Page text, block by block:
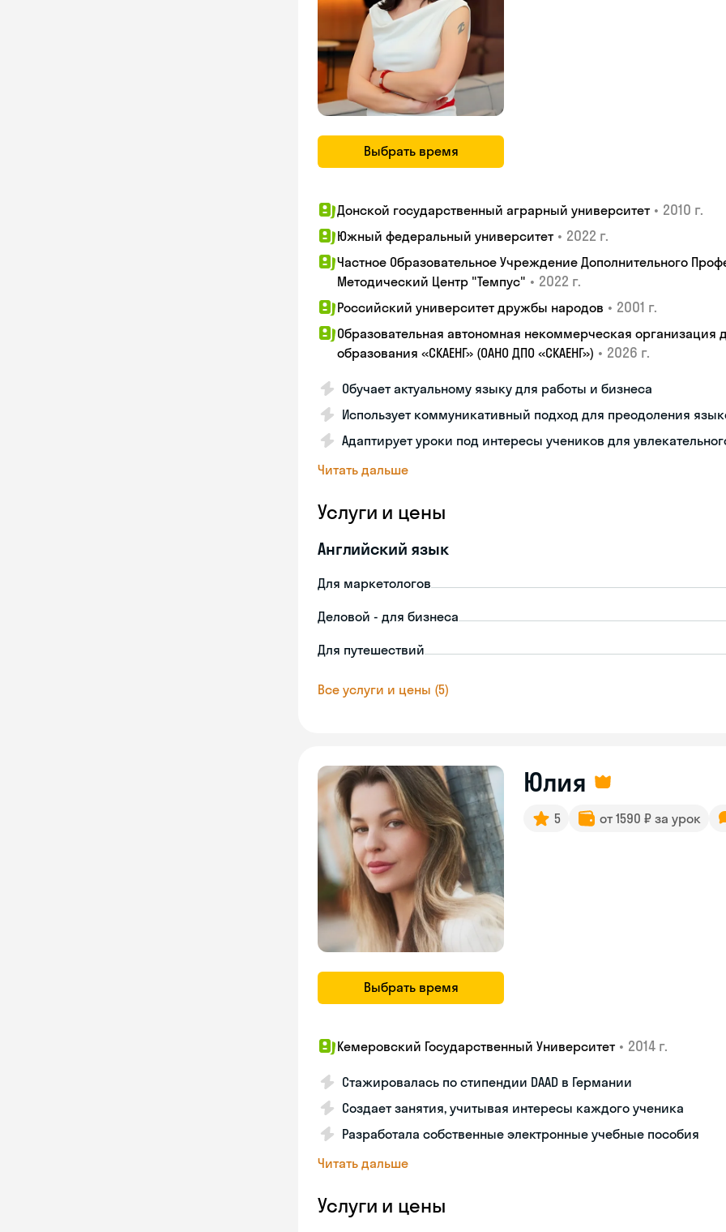
Выбрать время
Донской государственный аграрный университет • 2010 г.
Южный федеральный университет • 2022 г.
Частное Образовательное Учреждение Дополнительного
Методический Центр "Темпус" • 2022 г.
Российский университет дружбы народов • 2001 г.
Образовательная автономная некоммерческая организация
образования «СКАЕНГ» (ОАНО ДПО «СКАЕНГ») • 2026 г.
Обучает актуальному языку для работы и бизнеса
Использует коммуникативный подход для преодоления
Адаптирует уроки под интересы учеников для
Читать дальше
Услуги и цены
Английский язык
Для маркетологов
Деловой - для бизнеса
Для путешествий
Все услуги и цены (5)
Выбрать время
Юлия
5 от 1590 ₽ за урок
Кемеровский Государственный Университет • 2014 г.
Стажировалась по стипендии DAAD в Германии
Создает занятия, учитывая интересы каждого ученика
Разработала собственные электронные учебные пособия
Читать дальше
Услуги и цены